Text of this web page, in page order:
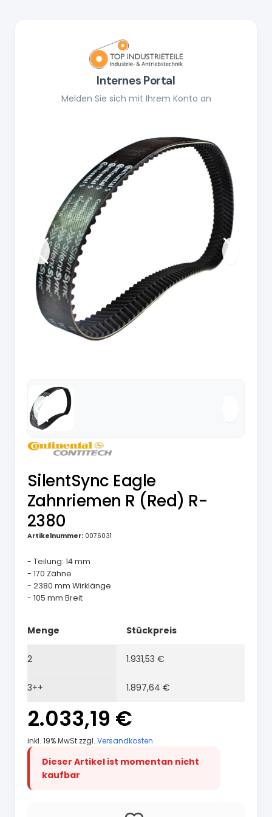
Internes Portal
Melden Sie sich mit Ihrem Konto an
SilentSync Eagle
Zahnriemen R (Red) R-
2380
Artikelnummer: 0076031
- Teilung: 14 mm
- 170 Zähne
- 2380 mm Wirklänge
- 105 mm Breit
Menge Stückpreis
2 1.931,53 €
3++ 1.897,64 €
2.033,19 €
inkl. 19% MwSt zzgl. Versandkosten
Dieser Artikel ist momentan nicht
kaufbar